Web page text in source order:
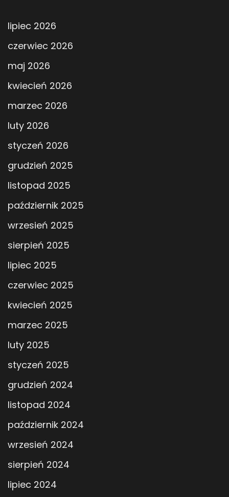
lipiec 2026
czerwiec 2026
maj 2026
kwiecień 2026
marzec 2026
luty 2026
styczeń 2026
grudzień 2025
listopad 2025
październik 2025
wrzesień 2025
sierpień 2025
lipiec 2025
czerwiec 2025
kwiecień 2025
marzec 2025
luty 2025
styczeń 2025
grudzień 2024
listopad 2024
październik 2024
wrzesień 2024
sierpień 2024
lipiec 2024